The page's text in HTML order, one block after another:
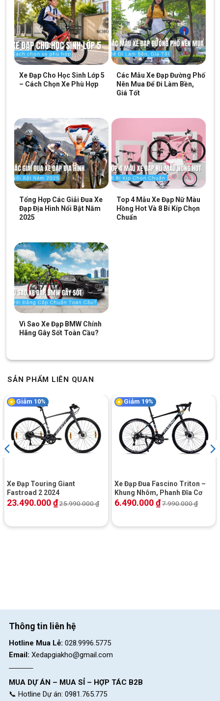
Cửa hàng xe đạp Quận 7: Nhấn để xem đường đi
Cửa hàng xe đạp Dĩ An:Nhấn để xem đường đi
Cửa hàng xe đạp Thủ Dầu Một:Nhấn để xem đường đi
SKU:Pr760
Thẻ:Hợp Kim Nhôm
Xe Đạp Cho Học Sinh Lớp 5
– Cách Chọn Xe Phù Hợp
Các Mẫu Xe Đạp Đường Phố
Nên Mua Để Đi Làm Bền,
Giá Tốt
Tổng Hợp Các Giải Đua Xe
Đạp Địa Hình Nổi Bật Năm
2025
Top 4 Mẫu Xe Đạp Nữ Màu
Hồng Hot Và 8 Bí Kíp Chọn
Chuẩn
Vì Sao Xe Đạp BMW Chính
Hãng Gây Sốt Toàn Cầu?
SẢN PHẨM LIÊN QUAN
Giảm 10%
Xe Đạp Touring Giant
Fastroad 2 2024
23.490.000₫25.990.000₫
Giảm 19%
Xe Đạp Đua Fascino Triton –
Khung Nhôm, Phanh Đĩa Cơ
6.490.000₫7.990.000₫
Thông tin liên hệ
Hotline Mua Lẻ: 028.9996.5775
Email: Xedapgiakho@gmail.com
MUA DỰ ÁN – MUA SỈ – HỢP TÁC B2B
📞 Hotline Dự án: 0981.765.775